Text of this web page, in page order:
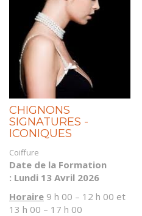
CHIGNONS
SIGNATURES -
ICONIQUES
Coiffure
Date de la Formation
: Lundi 13 Avril 2026
Horaire 9 h 00 – 12 h 00 et
13 h 00 – 17 h 00